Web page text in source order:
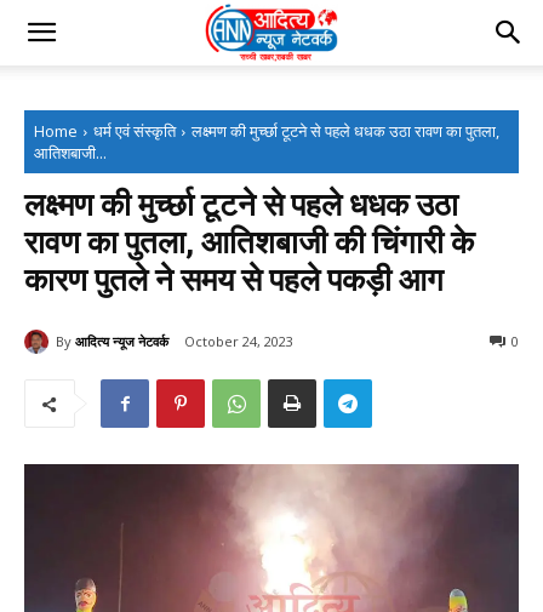
Home धर्म एवं संस्कृति
लक्ष्मण की मुर्च्छा टूटने से पहले धधक उठा रावण का पुतला,
आतिशबाजी...
लक्ष्मण की मुर्च्छा टूटने से पहले धधक उठा
रावण का पुतला, आतिशबाजी की चिंगारी के
कारण पुतले ने समय से पहले पकड़ी आग
By आदित्य न्यूज नेटवर्क October 24, 2023 0